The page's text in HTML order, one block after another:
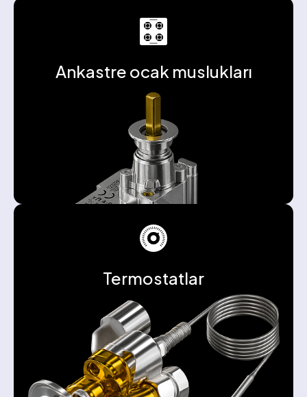
Ankastre ocak muslukları
Termostatlar